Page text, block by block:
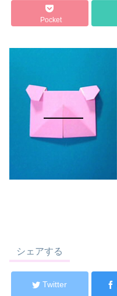
Pocket
シェアする
Twitter